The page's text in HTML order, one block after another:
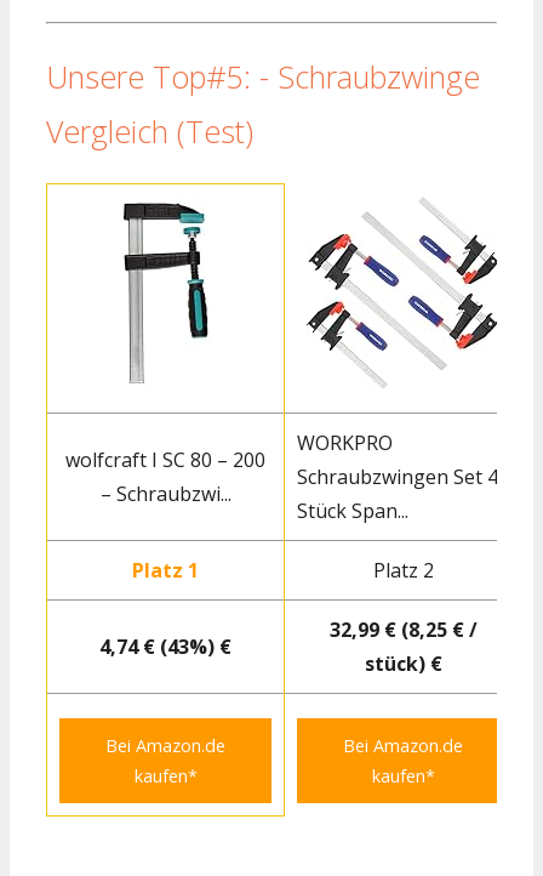
Unsere Top#5: - Schraubzwinge
Vergleich (Test)
wolfcraft I SC 80 – 200
– Schraubzwi...
WORKPRO
Schraubzwingen Set 4
Stück Span...
Platz 1 Platz 2
4,74 € (43%) €
32,99 € (8,25 € /
stück) €
Bei Amazon.de
kaufen*
Bei Amazon.de
kaufen*